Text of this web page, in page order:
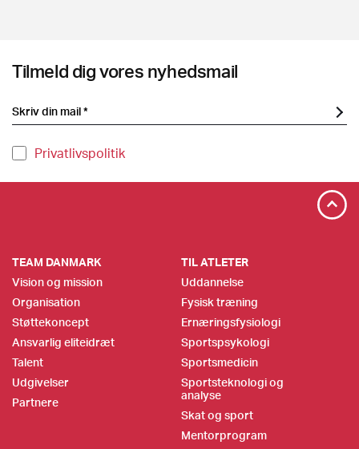
Tilmeld dig vores nyhedsmail
Privatlivspolitik
TEAM DANMARK
Vision og mission
Organisation
Støttekoncept
Ansvarlig eliteidræt
Talent
Udgivelser
Partnere
TIL ATLETER
Uddannelse
Fysisk træning
Ernæringsfysiologi
Sportspsykologi
Sportsmedicin
Sportsteknologi og
analyse
Skat og sport
Mentorprogram